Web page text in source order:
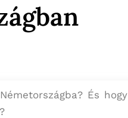
És hogy